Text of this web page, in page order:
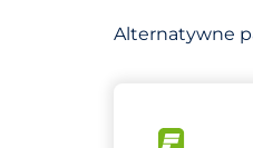
Alternatywne
129 m